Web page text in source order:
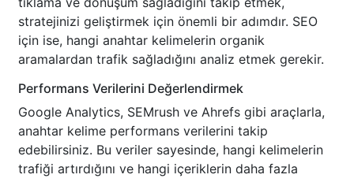
stratejinizi geliştirmek için önemli bir adımdır. SEO
için ise, hangi anahtar kelimelerin organik
aramalardan trafik sağladığını analiz etmek gerekir.
Performans Verilerini Değerlendirmek
Google Analytics, SEMrush ve Ahrefs gibi araçlarla,
anahtar kelime performans verilerini takip
edebilirsiniz. Bu veriler sayesinde, hangi kelimelerin
trafiği artırdığını ve hangi içeriklerin daha fazla